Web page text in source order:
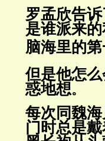
罗孟欣告
是谁派来
脑海里的
但是他怎
惑地想。
每次同魏
门时总是戴